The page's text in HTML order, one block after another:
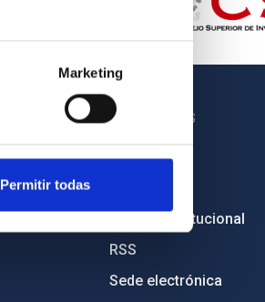
Marketing
Permitir todas
OTROS ENLACES
Empleo
Imagen institucional
RSS
Sede electrónica